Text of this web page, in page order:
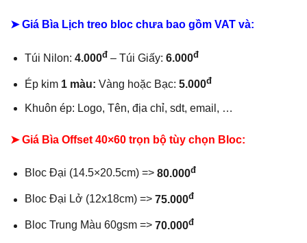
➤ Giá Bìa Lịch treo bloc chưa bao gồm VAT và:
Túi Nilon: 4.000đ – Túi Giấy: 6.000đ
Ép kim 1 màu: Vàng hoặc Bạc: 5.000đ
Khuôn ép: Logo, Tên, địa chỉ, sdt, email, …
➤ Giá Bìa Offset 40×60 trọn bộ tùy chọn Bloc:
Bloc Đại (14.5×20.5cm) => 80.000đ
Bloc Đại Lở (12x18cm) => 75.000đ
Bloc Trung Màu 60gsm => 70.000đ